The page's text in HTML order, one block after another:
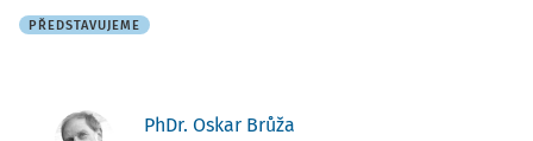
PŘEDSTAVUJEME
PhDr. Oskar Brůža